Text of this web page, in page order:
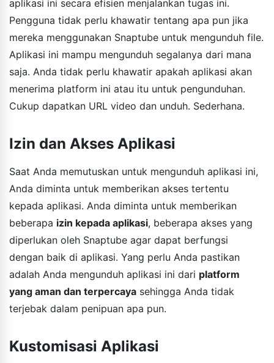
aplikasi ini secara efisien menjalankan tugas ini.
Pengguna tidak perlu khawatir tentang apa pun jika
mereka menggunakan Snaptube untuk mengunduh file.
Aplikasi ini mampu mengunduh segalanya dari mana
saja. Anda tidak perlu khawatir apakah aplikasi akan
menerima platform ini atau itu untuk pengunduhan.
Cukup dapatkan URL video dan unduh. Sederhana.
Izin dan Akses Aplikasi
Saat Anda memutuskan untuk mengunduh aplikasi ini,
Anda diminta untuk memberikan akses tertentu
kepada aplikasi. Anda diminta untuk memberikan
beberapa izin kepada aplikasi, beberapa akses yang
diperlukan oleh Snaptube agar dapat berfungsi
dengan baik di aplikasi. Yang perlu Anda pastikan
adalah Anda mengunduh aplikasi ini dari platform
yang aman dan terpercaya sehingga Anda tidak
terjebak dalam penipuan apa pun.
Kustomisasi Aplikasi